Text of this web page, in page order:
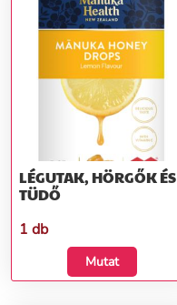
LÉGUTAK, HÖRGŐK ÉS
TÜDŐ
1 db
Mutat